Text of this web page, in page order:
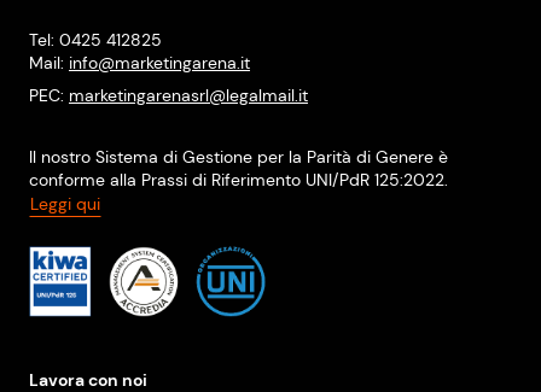
Tel: 0425 412825
Mail: info@marketingarena.it
PEC: marketingarenasrl@legalmail.it
Il nostro Sistema di Gestione per la Parità di Genere è
conforme alla Prassi di Riferimento UNI/PdR 125:2022.
Leggi qui
Lavora con noi